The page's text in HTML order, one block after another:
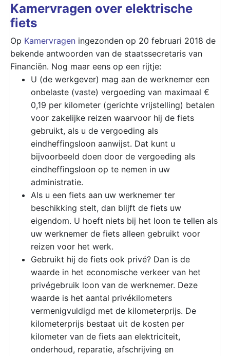
Kamervragen over elektrische
fiets
Op Kamervragen ingezonden op 20 februari 2018 de
bekende antwoorden van de staatssecretaris van
Financiën. Nog maar eens op een rijtje:
U (de werkgever) mag aan de werknemer een
onbelaste (vaste) vergoeding van maximaal €
0,19 per kilometer (gerichte vrijstelling) betalen
voor zakelijke reizen waarvoor hij de fiets
gebruikt, als u de vergoeding als
eindheffingsloon aanwijst. Dat kunt u
bijvoorbeeld doen door de vergoeding als
eindheffingsloon op te nemen in uw
administratie.
Als u een fiets aan uw werknemer ter
beschikking stelt, dan blijft de fiets uw
eigendom. U hoeft niets bij het loon te tellen als
uw werknemer de fiets alleen gebruikt voor
reizen voor het werk.
Gebruikt hij de fiets ook privé? Dan is de
waarde in het economische verkeer van het
privégebruik loon van de werknemer. Deze
waarde is het aantal privékilometers
vermenigvuldigd met de kilometerprijs. De
kilometerprijs bestaat uit de kosten per
kilometer van de fiets aan elektriciteit,
onderhoud, reparatie, afschrijving en